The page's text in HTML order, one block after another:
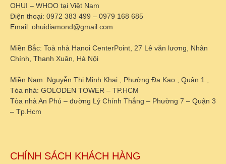
OHUI – WHOO tại Việt Nam
Điện thoại: 0972 383 499 – 0979 168 685
Email: ohuidiamond@gmail.com
Miền Bắc: Toà nhà Hanoi CenterPoint, 27 Lê văn lương, Nhân
Chính, Thanh Xuân, Hà Nội
Miền Nam: Nguyễn Thị Minh Khai , Phường Đa Kao , Quận 1 ,
Tòa nhà: GOLODEN TOWER – TP.HCM
Tòa nhà An Phú – đường Lý Chính Thắng – Phường 7 – Quận 3
– Tp.Hcm
CHÍNH SÁCH KHÁCH HÀNG